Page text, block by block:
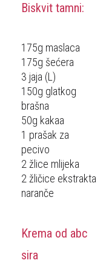
Biskvit tamni:
175g maslaca
175g šećera
3 jaja (L)
150g glatkog
brašna
50g kakaa
1 prašak za
pecivo
2 žlice mlijeka
2 žličice ekstrakta
naranče
Krema od abc
sira